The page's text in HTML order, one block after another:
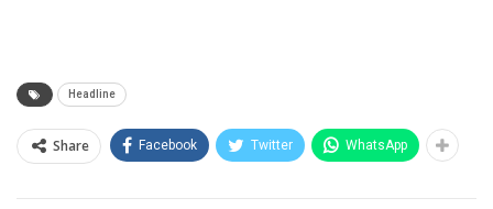
Headline
Share Facebook Twitter WhatsApp